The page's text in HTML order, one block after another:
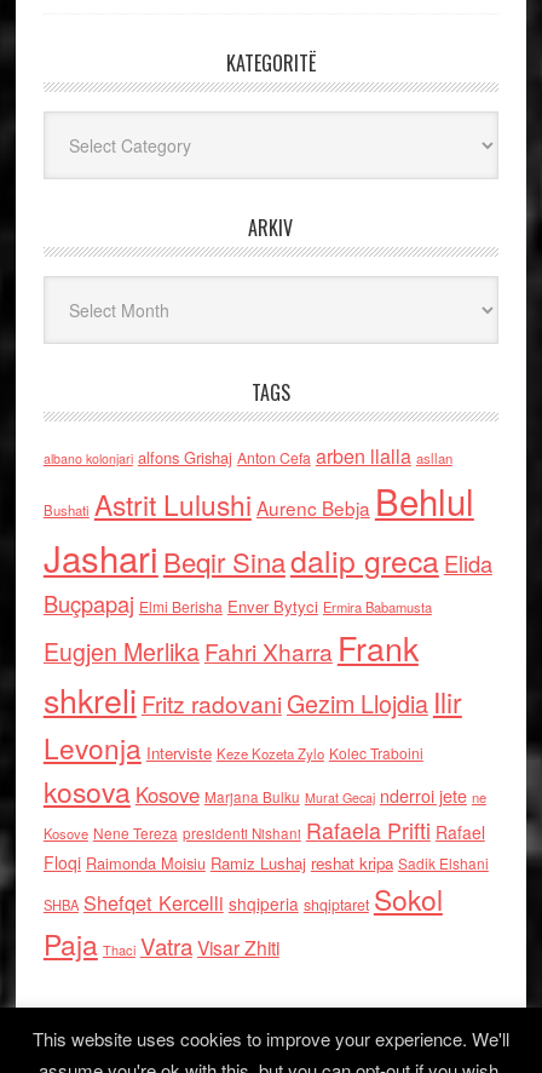
KATEGORITË
ARKIV
TAGS
albano kolonjari alfons Grishaj Anton Cefa arben llalla asllan
Bushati Astrit Lulushi Aurenc Bebja Behlul
Jashari Beqir Sinadalip grecaElida
Buçpapaj Elmi Berisha Enver Bytyci Ermira Babamusta
Eugjen MerlikaFahri Xharra Frank
shkreli Fritz radovaniGezim Llojdia Ilir
Levonja Interviste Keze Kozeta Zylo Kolec Traboini
kosova Kosove Marjana Bulku Murat Gecaj nderroi jete ne
Kosove Nene Tereza presidenti Nishani Rafaela Prifti Rafael
Floqi Raimonda Moisiu Ramiz Lushaj reshat kripa Sadik Elshani
SHBA Shefqet Kercelli shqiperia shqiptaret Sokol
Paja Thaci VatraVisar Zhiti
This website uses cookies to improve your experience. We'll